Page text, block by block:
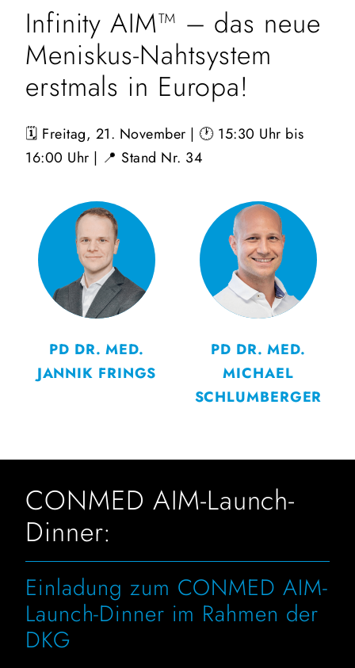
Infinity AIM™ – das neue
Meniskus-Nahtsystem
erstmals in Europa!
🗓️ Freitag, 21. November | 🕐 15:30 Uhr bis
16:00 Uhr | 📍 Stand Nr. 34
PD DR. MED.
JANNIK FRINGS
PD DR. MED.
MICHAEL
SCHLUMBERGER
CONMED AIM-Launch-
Dinner:
Einladung zum CONMED AIM-
Launch-Dinner im Rahmen der
DKG